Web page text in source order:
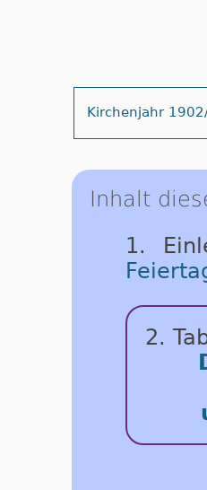
Kirchenjahr
Inhalt
1.
2.